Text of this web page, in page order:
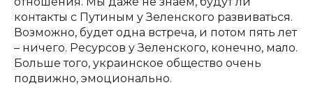
контакты с Путиным у Зеленского развиваться.
Возможно, будет одна встреча, и потом пять лет
– ничего. Ресурсов у Зеленского, конечно, мало.
Больше того, украинское общество очень
подвижно, эмоционально.